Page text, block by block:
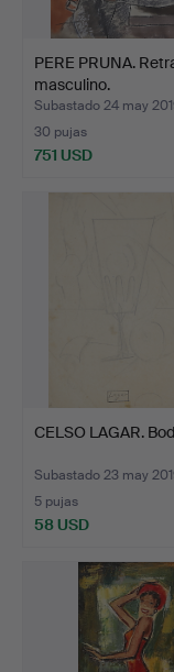
PERE PRUNA.
masculino.
Subastado 24 may
30 pujas
751 USD
CELSO LAGAR.
Subastado 23 may
5 pujas
58 USD